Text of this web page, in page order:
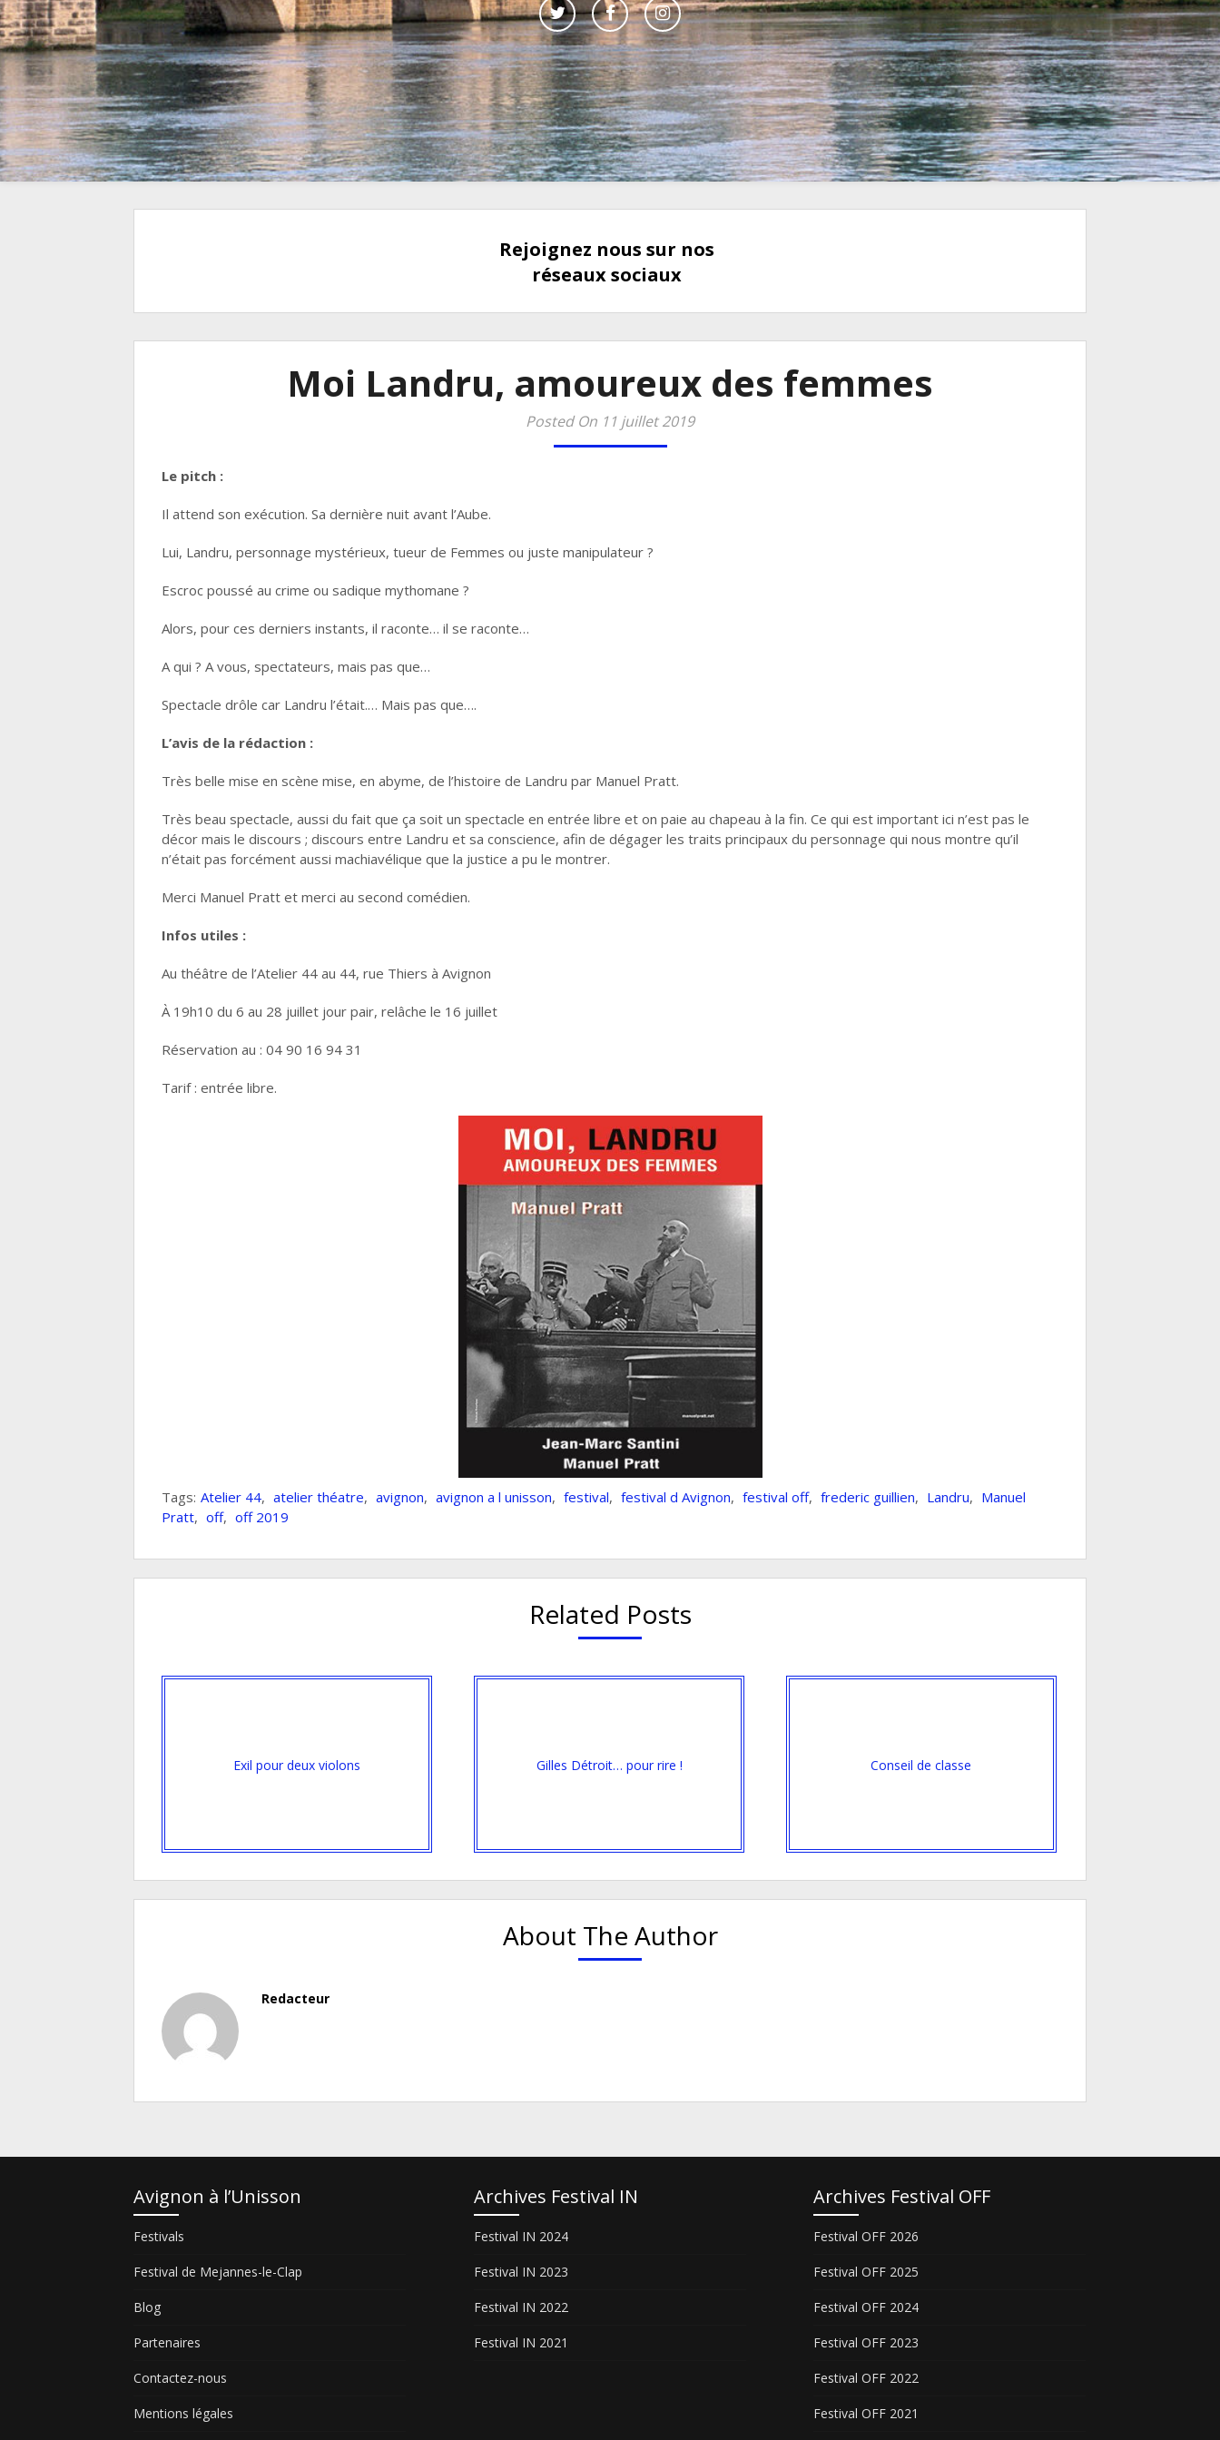
Rejoignez nous sur nos
réseaux sociaux
Moi Landru, amoureux des femmes
Posted On 11 juillet 2019
Le pitch :
Il attend son exécution. Sa dernière nuit avant l’Aube.
Lui, Landru, personnage mystérieux, tueur de Femmes ou juste manipulateur ?
Escroc poussé au crime ou sadique mythomane ?
Alors, pour ces derniers instants, il raconte… il se raconte…
A qui ? A vous, spectateurs, mais pas que…
Spectacle drôle car Landru l’était.… Mais pas que….
L’avis de la rédaction :
Très belle mise en scène mise, en abyme, de l’histoire de Landru par Manuel Pratt.
Très beau spectacle, aussi du fait que ça soit un spectacle en entrée libre et on paie au chapeau à la fin. Ce qui est important ici n’est pas le
décor mais le discours ; discours entre Landru et sa conscience, afin de dégager les traits principaux du personnage qui nous montre qu’il
n’était pas forcément aussi machiavélique que la justice a pu le montrer.
Merci Manuel Pratt et merci au second comédien.
Infos utiles :
Au théâtre de l’Atelier 44 au 44, rue Thiers à Avignon
À 19h10 du 6 au 28 juillet jour pair, relâche le 16 juillet
Réservation au : 04 90 16 94 31
Tarif : entrée libre.
Tags: Atelier 44, atelier théatre, avignon, avignon a l unisson, festival, festival d Avignon, festival off, frederic guillien, Landru, Manuel
Pratt, off, off 2019
Related Posts
Exil pour deux violons Gilles Détroit… pour rire ! Conseil de classe
About The Author
Redacteur
Avignon à l’Unisson
Festivals
Festival de Mejannes-le-Clap
Blog
Partenaires
Contactez-nous
Mentions légales
Archives Festival IN
Festival IN 2024
Festival IN 2023
Festival IN 2022
Festival IN 2021
Archives Festival OFF
Festival OFF 2026
Festival OFF 2025
Festival OFF 2024
Festival OFF 2023
Festival OFF 2022
Festival OFF 2021